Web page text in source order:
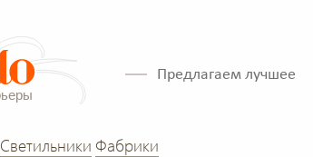
Предлагаем лучшее
Светильники Фабрики